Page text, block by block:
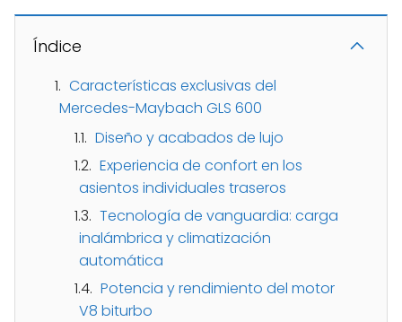
Índice
Características exclusivas del
Mercedes-Maybach GLS 600
Diseño y acabados de lujo
Experiencia de confort en los
asientos individuales traseros
Tecnología de vanguardia: carga
inalámbrica y climatización
automática
Potencia y rendimiento del motor
V8 biturbo